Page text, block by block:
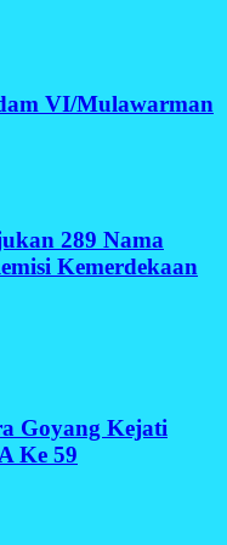
VI/Mulawarman
289 Nama
Kemerdekaan
Goyang Kejati
Ke 59